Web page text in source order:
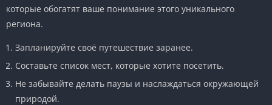
которые обогатят ваше понимание этого уникального
региона.
Запланируйте своё путешествие заранее.
Составьте список мест, которые хотите посетить.
Не забывайте делать паузы и наслаждаться окружающей
природой.